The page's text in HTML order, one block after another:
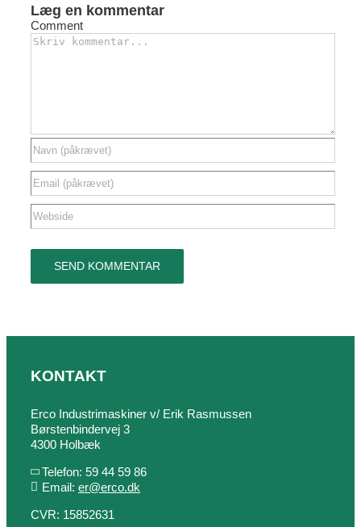
Læg en kommentar
Comment
KONTAKT
Erco Industrimaskiner v/ Erik Rasmussen
Børstenbindervej 3
4300 Holbæk
Telefon: 59 44 59 86
Email: er@erco.dk
CVR: 15852631